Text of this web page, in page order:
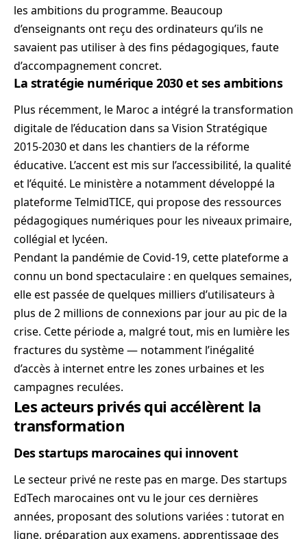
les ambitions du programme. Beaucoup
d’enseignants ont reçu des ordinateurs qu’ils ne
savaient pas utiliser à des fins pédagogiques, faute
d’accompagnement concret.
La stratégie numérique 2030 et ses ambitions
Plus récemment, le Maroc a intégré la transformation
digitale de l’éducation dans sa Vision Stratégique
2015-2030 et dans les chantiers de la réforme
éducative. L’accent est mis sur l’accessibilité, la qualité
et l’équité. Le ministère a notamment développé la
plateforme TelmidTICE, qui propose des ressources
pédagogiques numériques pour les niveaux primaire,
collégial et lycéen.
Pendant la pandémie de Covid-19, cette plateforme a
connu un bond spectaculaire : en quelques semaines,
elle est passée de quelques milliers d’utilisateurs à
plus de 2 millions de connexions par jour au pic de la
crise. Cette période a, malgré tout, mis en lumière les
fractures du système — notamment l’inégalité
d’accès à internet entre les zones urbaines et les
campagnes reculées.
Les acteurs privés qui accélèrent la
transformation
Des startups marocaines qui innovent
Le secteur privé ne reste pas en marge. Des startups
EdTech marocaines ont vu le jour ces dernières
années, proposant des solutions variées : tutorat en
ligne, préparation aux examens, apprentissage des